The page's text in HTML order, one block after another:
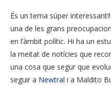
És un tema súper interessant!!
una de les grans
en l’àmbit polític. Hi ha un
la meitat de notícies que
una cosa que segur que
seguir a Newtral i a Maldito